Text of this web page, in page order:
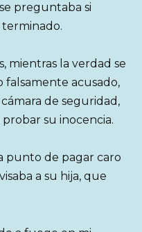
preguntaba si
mientras la verdad se
falsamente acusado,
de seguridad,
su inocencia.
punto de pagar caro
a su hija, que